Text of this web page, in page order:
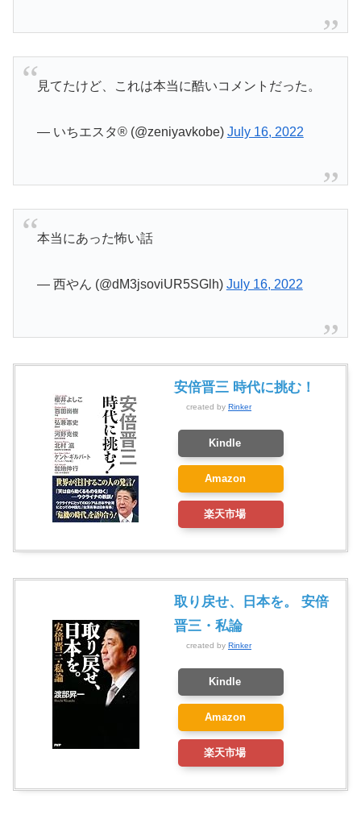
見てたけど、これは本当に酷いコメントだった。
— いちエスタ® (@zeniyavkobe) July 16, 2022
本当にあった怖い話
— 西やん (@dM3jsoviUR5SGlh) July 16, 2022
安倍晋三 時代に挑む！
created by Rinker
Kindle
Amazon
楽天市場
取り戻せ、日本を。 安倍
晋三・私論
created by Rinker
Kindle
Amazon
楽天市場